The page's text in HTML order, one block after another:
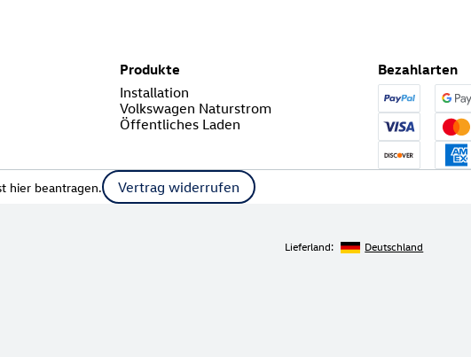
Produkte
Installation
Volkswagen Naturstrom
Öffentliches Laden
Bezahlarten
hier beantragen. Vertrag widerrufen
Lieferland: Deutschland